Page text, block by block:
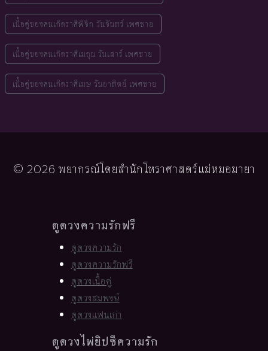
เนื้อคู่ของคนเกิดราศีพิจิก วันจันทร์ เพศชาย
เนื้อคู่ของคนเกิดราศีเมถุน วันเสาร์ เพศชาย
เนื้อคู่ของคนเกิดราศีเมษ วันอาทิตย์ เพศชาย
© 2026 พยากรณ์โดยสำนักโหราศาสตร์แม่หมอมายา
ดูดวงความรักฟรี
ดูดวงความรัก
ดูดวงความรักฟรี
ดูดวงเนื้อคู่
ดูดวงสมพงษ์
ดูดวงแฟนเก่า
ดูดวงไพ่ยิปซีความรัก